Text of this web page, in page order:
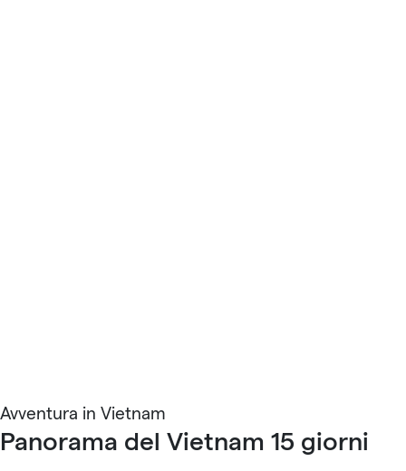
Avventura in Vietnam
Panorama del Vietnam 15 giorni